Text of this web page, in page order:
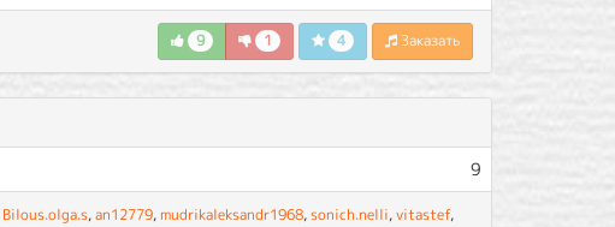
9 1 4 Заказать
9
Bilous.olga.s,an12779, mudrikaleksandr1968,sonich.nelli,vitastef,